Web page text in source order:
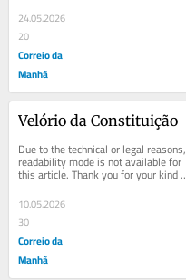
24.05.2026
20
Correio da
Manhã
Velório da Constituição
Due to the technical or legal reasons,
readability mode is not available for
this article. Thank you for your kind
10.05.2026
30
Correio da
Manhã